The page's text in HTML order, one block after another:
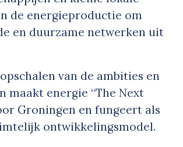
de energieproductie om
en duurzame netwerken uit
van de ambities en
maakt energie “The Next
Groningen en fungeert als
ontwikkelingsmodel.